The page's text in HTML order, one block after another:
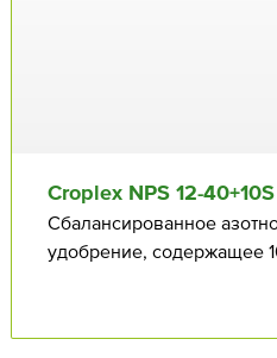
Croplex NPS 12⁠-40+10S
Cбалансированное
удобрение, содержащее